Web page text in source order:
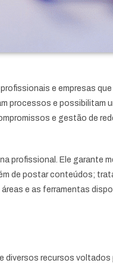
e empresas
processos e possibilitam
e gestão de
profissional. Ele garante
de postar conteúdos;
e as ferramentas
diversos recursos voltados